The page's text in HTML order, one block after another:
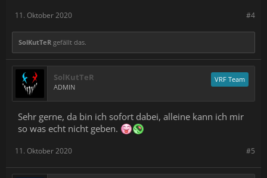
#4
11. Oktober 2020
SolKutTeR gefällt das.
SolKutTeR
ADMIN
VRF Team
Sehr gerne, da bin ich sofort dabei, alleine kann ich mir
so was echt nicht geben.
#5
11. Oktober 2020